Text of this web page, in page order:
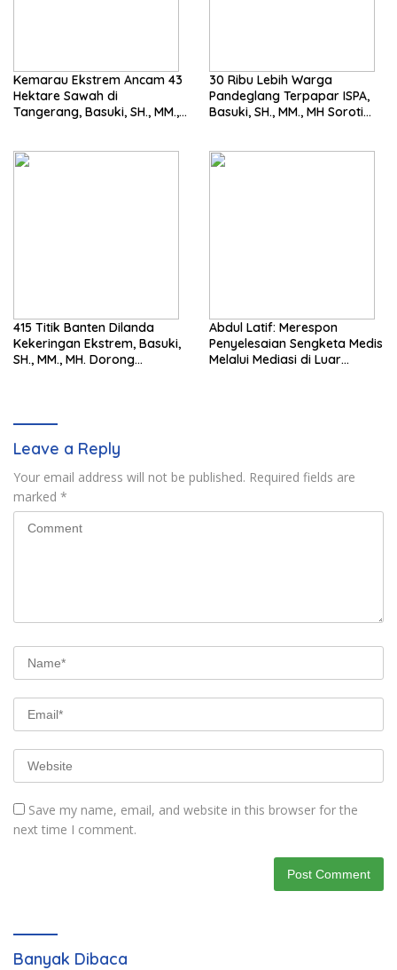
Kemarau Ekstrem Ancam 43
Hektare Sawah di
Tangerang, Basuki, SH., MM.,
30 Ribu Lebih Warga
Pandeglang Terpapar ISPA,
Basuki, SH., MM., MH Soroti
415 Titik Banten Dilanda
Kekeringan Ekstrem, Basuki,
SH., MM., MH. Dorong
Abdul Latif: Merespon
Penyelesaian Sengketa Medis
Melalui Mediasi di Luar
Leave a Reply
Your email address will not be published. Required fields are
marked *
Save my name, email, and website in this browser for the
next time I comment.
Banyak Dibaca